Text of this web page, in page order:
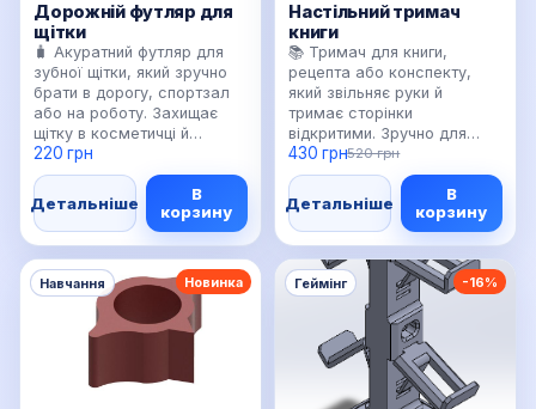
Дорожній футляр для
щітки
🧳 Акуратний футляр для
зубної щітки, який зручно
брати в дорогу, спортзал
або на роботу. Захищає
щітку в косметичці й
допомагає не змішувати її
з іншими речами. Можна
зробити в яскравому
кольорі, щоб швидко
знаходити в рюкзаку, або в
мінімалістичному білому/
чорному. 🪥 Простий,
корисний і дуже
практичний аксесуар для
щоденного використання.
220 грн
Детальніше
В
корзину
Настільний тримач
книги
📚 Тримач для книги,
рецепта або конспекту,
який звільняє руки й
тримає сторінки
відкритими. Зручно для
навчання, читання, кухні
або робочого столу.
Можна використовувати з
паперовими книгами,
блокнотами чи
роздруківками. У
спокійному кольорі
виглядає як корисний
настільний аксесуар, а не
просто “пластикова
деталь”. 🍳 Особливо
добре підходить для
кулінарних рецептів.
430 грн520 грн
Детальніше
В
корзину
Новинка
Навчання -16%
Геймінг